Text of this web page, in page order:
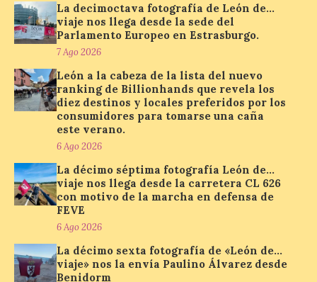
posición exacta del Sol y
así localizar el lugar ideal
para observar el eclipse
solar del 12 de agosto de 2026 sin
obstáculos. El visor es una herramienta a
la […]
Paradores renueva su
compromiso con La Vuelta
como patrocinador oficial
7 Ago 2026
La cadena hotelera pública
en la zona de descanso
junto al control de firmas
y, como novedad, en el
La decimoctava fotografía de León de…
viaje nos llega desde la sede del
Parlamento Europeo en Estrasburgo.
7 Ago 2026
León a la cabeza de la lista del nuevo
ranking de Billionhands que revela los
diez destinos y locales preferidos por los
consumidores para tomarse una caña
este verano.
6 Ago 2026
La décimo séptima fotografía León de…
viaje nos llega desde la carretera CL 626
con motivo de la marcha en defensa de
FEVE
6 Ago 2026
La décimo sexta fotografía de «León de…
viaje» nos la envía Paulino Álvarez desde
Benidorm